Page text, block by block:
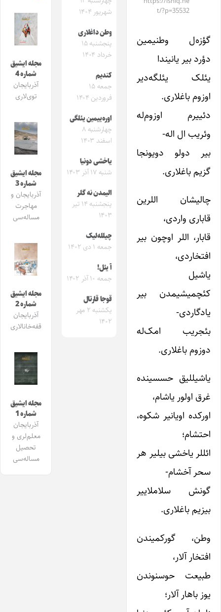
t/?p=35532
گؤزه‌ل وطنیمین
دؤرد بیر یانیندا
یئلک یئلگه‌دیر
اوزوم باغلاری.
دئییرم اوزوم‌له
وئریب ال اله-
بیر دولو دویونجا
گزیم باغلاری.
چالیشان اللرین
قاباری واردی،
قابار، اللر اوچون بیر
افتخاردی،
یاشیل
کئچمیشیمدن بیر
یادگاردی-
بئجریب امک‌له
دوزوم باغلاری.
یاشیللیق حسسینده
غرق اولور یاشام،
اورکده اویانیر شکوه،
احتشام؛
ائللر یاخشی بیلیر هر
سحر آخشام-
گونش سلاملاییر
بیزیم باغلاری.
وطن، گورکمیندن
افتخار آلار،
طبیعت حوسنوندن
یوز باهار آلار؛
شهریور ۱۴۰۴
وطن داغلاری
پنجشنبه ۱۵
خرداد ۱۴۰۴
کندیم
جمعه ۱۵
فروردین ۱۴۰۴
اوره‌ییمین یئلگی
چهارشنبه ۸
اسفند ۱۴۰۳
یاخشی دونیا
شنبه ۱۷ آذر ۱۴۰۳
الیمدن نه گلر
پنجشنبه ۱۴ تیر
۱۴۰۳
چیلله‌لیک
جمعه ۱ دی ۱۴۰۲
آ یئل!
جمعه ۱۰ آذر ۱۴۰۲
قوجا قارتال
یکشنبه ۲ مهر
۱۴۰۲
مجله ایشیق
شماره 4
آذربایجان
توی‌لاری
مجله ایشیق
شماره 3
آذربایجان و
مهاجرت
مساله‌سی
مجله ایشیق
شماره 2
آذربایجان
قفه‌خانالاری
مجله ایشیق
شماره 1
آذربایجان
معلم‌لری و
تحصیل
مساله‌سی